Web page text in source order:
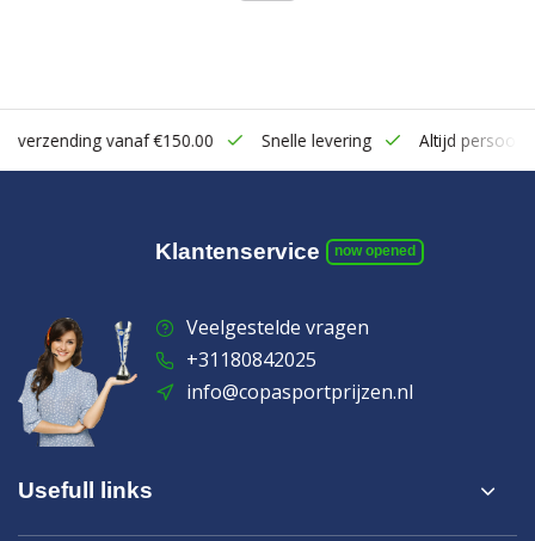
vanaf €150.00 Snelle levering Altijd persoonlijk
Klantenservice now opened
Veelgestelde vragen
+31180842025
info@copasportprijzen.nl
Usefull links